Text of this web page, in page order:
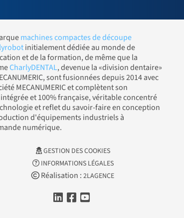
machines compactes de découpe
initialement dédiée au monde de
et de la formation, de même que la
CharlyDENTAL, devenue la «division dentaire»
sont fusionnées depuis 2014 avec
MECANUMERIC et complètent son
et 100% française, véritable concentré
et reflet du savoir-faire en conception
d'équipements industriels à
numérique.
GESTION DES COOKIES
INFORMATIONS LÉGALES
Réalisation : 2LAGENCE